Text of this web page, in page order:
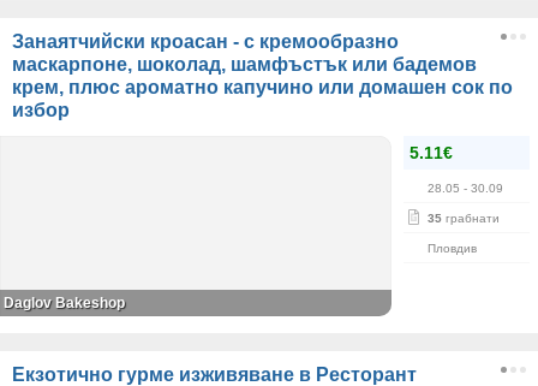
Занаятчийски кроасан - с кремообразно
маскарпоне, шоколад, шамфъстък или бадемов
крем, плюс ароматно капучино или домашен сок по
избор
5.11€
28.05 - 30.09
35 грабнати
Пловдив
Daglov Bakeshop
Екзотично гурме изживяване в Ресторант